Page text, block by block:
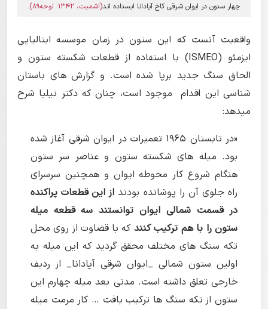
چهار ستون در ایوان شرقی کاخ آپادانا ایستاده اند(اشمیت، 1342: لوحه89).
واقعیت آنست که این ستون در زمان موسسه ایتالیایی
ایزمئو (ISMEO) با استفاده از قطعات شکسته ستون و
الحاق سنگ جدید برپا شده است. و گزارش های باستان
شناسی این اقدام موجود است، چنان که دکتر تیلیا شرح
میدهد:
«در تابستان 1965 تعمیرات در ایوان شرقی آغاز شده
بود. میله های شکسته ستون و عناصر سر ستون
هنگام شروع کار محوطه ایوان و همچنین سرسرای
راه جلوی آن را پوشانده بودند از این قطعات پراکنده
در قسمت شمالی ایوان توانستند سه قطعه میله
ستون را با هم ترکیب کنند که با قضاوت از روی محل
تکه سنگ های مختلف محقق گردید که این میله به
اولین ستون شمالی _ایوان شرقی آپادانا_ از ردیف
خارجی تعلق داشته است. مدتی بعد میله چهارم این
ستون از تکه سنگ ها ترکیب یافت … کار مرمت میله